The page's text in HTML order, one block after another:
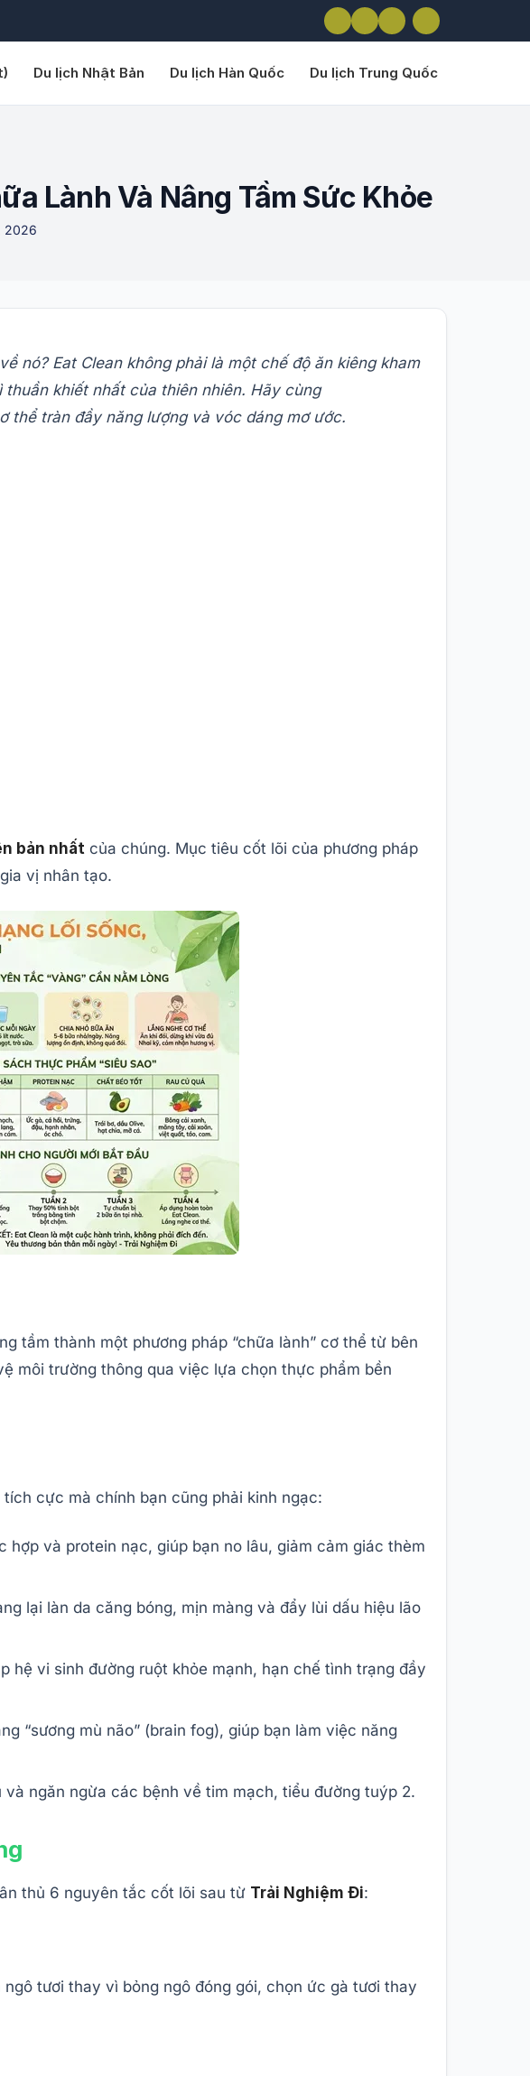
Du lịch Nhật Bản Du lịch Hàn Quốc Du lịch Trung Quốc
Lành Và Nâng Tầm Sức Khỏe
2026
nó? Eat Clean không phải là một chế độ ăn kiêng kham
khiết nhất của thiên nhiên. Hãy cùng
thể tràn đầy năng lượng và vóc dáng mơ ước.
bản nhất của chúng. Mục tiêu cốt lõi của phương pháp
vị nhân tạo.
tầm thành một phương pháp “chữa lành” cơ thể từ bên
môi trường thông qua việc lựa chọn thực phẩm bền
cực mà chính bạn cũng phải kinh ngạc:
hợp và protein nạc, giúp bạn no lâu, giảm cảm giác thèm
lại làn da căng bóng, mịn màng và đẩy lùi dấu hiệu lão
hệ vi sinh đường ruột khỏe mạnh, hạn chế tình trạng đầy
“sương mù não” (brain fog), giúp bạn làm việc năng
ngăn ngừa các bệnh về tim mạch, tiểu đường tuýp 2.
thủ 6 nguyên tắc cốt lõi sau từ Trải Nghiệm Đi:
tươi thay vì bỏng ngô đóng gói, chọn ức gà tươi thay